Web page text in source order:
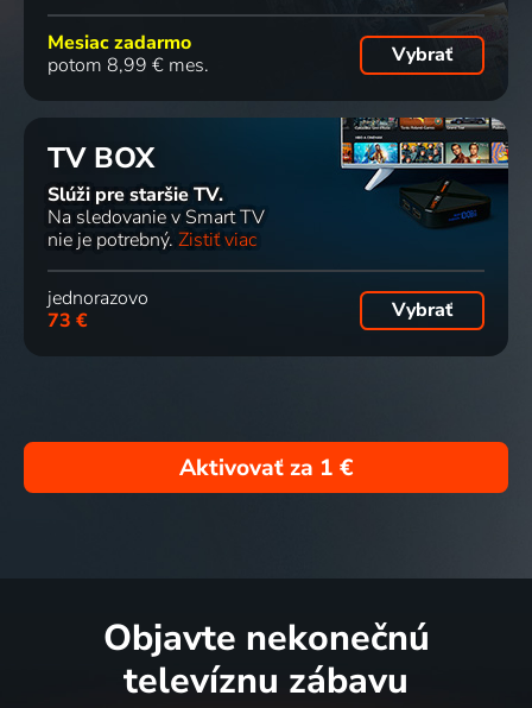
Mesiac zadarmo
potom 8,99 € mes.
Vybrať
TV BOX
Slúži pre staršie TV.
Na sledovanie v Smart TV
nie je potrebný. Zistiť viac
jednorazovo
73 €
Vybrať
Aktivovať za 1 €
Objavte nekonečnú
televíznu zábavu